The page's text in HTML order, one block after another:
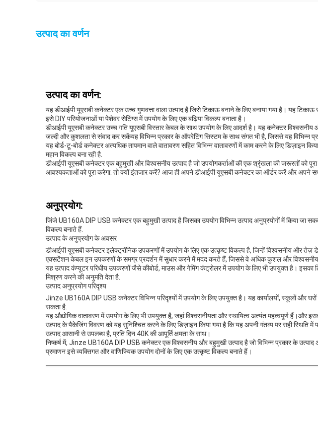
उत्पाद का वर्णन
उत्पाद का वर्णन:
यह डीआईपी यूएसबी कनेक्टर एक उच्च गुणवत्ता वाला उत्पाद है जिसे टिकाऊ बनाने के लिए बनाया गया है। यह
इसे DIY परियोजनाओं या पेशेवर सेटिंग्स में उपयोग के लिए एक बढ़िया विकल्प बनाता है।
डीआईपी यूएसबी कनेक्टर उच्च गति यूएसबी विस्तार केबल के साथ उपयोग के लिए आदर्श है। यह कनेक्टर
जल्दी और कुशलता से संवाद कर सकेंयह विभिन्न प्रकार के ऑपरेटिंग सिस्टम के साथ संगत भी है, जिससे यह विभिन्न
यह बोर्ड-टू-बोर्ड कनेक्टर अत्यधिक तापमान वाले वातावरण सहित विभिन्न वातावरणों में काम करने के लिए
महान विकल्प बना रही है.
डीआईपी यूएसबी कनेक्टर एक बहुमुखी और विश्वसनीय उत्पाद है जो उपयोगकर्ताओं की एक श्रृंखला की जरूरतों को
आवश्यकताओं को पूरा करेगा. तो क्यों इंतजार करें? आज ही अपने डीआईपी यूएसबी कनेक्टर का ऑर्डर करें और अपने
अनुप्रयोग:
जिंजे UB160A DIP USB कनेक्टर एक बहुमुखी उत्पाद है जिसका उपयोग विभिन्न उत्पाद अनुप्रयोगों में किया जा
विकल्प बनाते हैं.
उत्पाद के अनुप्रयोग के अवसर
डीआईपी यूएसबी कनेक्टर इलेक्ट्रॉनिक उपकरणों में उपयोग के लिए एक उत्कृष्ट विकल्प है, जिन्हें विश्वसनीय और
एक्सटेंशन केबल इन उपकरणों के समग्र प्रदर्शन में सुधार करने में मदद करते हैं, जिससे वे अधिक कुशल और विश्वसनीय
यह उत्पाद कंप्यूटर परिधीय उपकरणों जैसे कीबोर्ड, माउस और गेमिंग कंट्रोलर में उपयोग के लिए भी उपयुक्त है।
मिश्रण करने की अनुमति देता है.
उत्पाद अनुप्रयोग परिदृश्य
Jinze UB160A DIP USB कनेक्टर विभिन्न परिदृश्यों में उपयोग के लिए उपयुक्त है। यह कार्यालयों, स्कूलों और
सकता है.
यह औद्योगिक वातावरण में उपयोग के लिए भी उपयुक्त है, जहां विश्वसनीयता और स्थायित्व अत्यंत महत्वपूर्ण हैं।और
उत्पाद के पैकेजिंग विवरण को यह सुनिश्चित करने के लिए डिज़ाइन किया गया है कि यह अपनी गंतव्य पर सही स्थिति
उत्पाद आसानी से उपलब्ध है, प्रति दिन 40K की आपूर्ति क्षमता के साथ।
निष्कर्ष में, Jinze UB160A DIP USB कनेक्टर एक विश्वसनीय और बहुमुखी उत्पाद है जो विभिन्न प्रकार के
प्रमाणन इसे व्यक्तिगत और वाणिज्यिक उपयोग दोनों के लिए एक उत्कृष्ट विकल्प बनाते हैं।